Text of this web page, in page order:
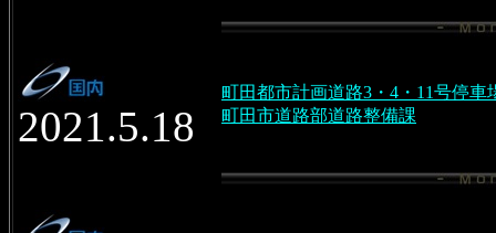
2021.5.18
町田都市計画道路3・4・11号停
町田市道路部道路整備課